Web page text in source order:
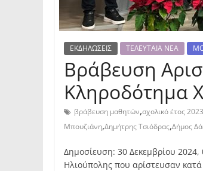
ΕΚΔΗΛΩΣΕΙΣ ΤΕΛΕΥΤΑΙΑ ΝΕΑ
Βράβευση
Κληροδότημα
βράβευση μαθητών,σχολικό έτος
Μπουζιάνη,Δημήτρης Τσιόδρας,Δήμος
Δημοσίευση: 30 Δεκεμβρίου
Ηλιούπολης που αρίστευσαν